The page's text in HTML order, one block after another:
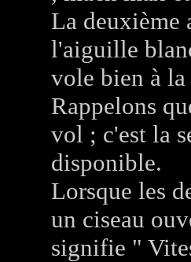
La deuxième
l'aiguille
vole bien à
Rappelons
vol ; c'est la
disponible.
Lorsque les
un ciseau
signifie "